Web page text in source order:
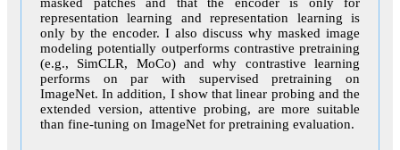
representation learning and representation learning is
only by the encoder. I also discuss why masked image
modeling potentially outperforms contrastive pretraining
(e.g., SimCLR, MoCo) and why contrastive learning
performs on par with supervised pretraining on
ImageNet. In addition, I show that linear probing and the
extended version, attentive probing, are more suitable
than fine-tuning on ImageNet for pretraining evaluation.